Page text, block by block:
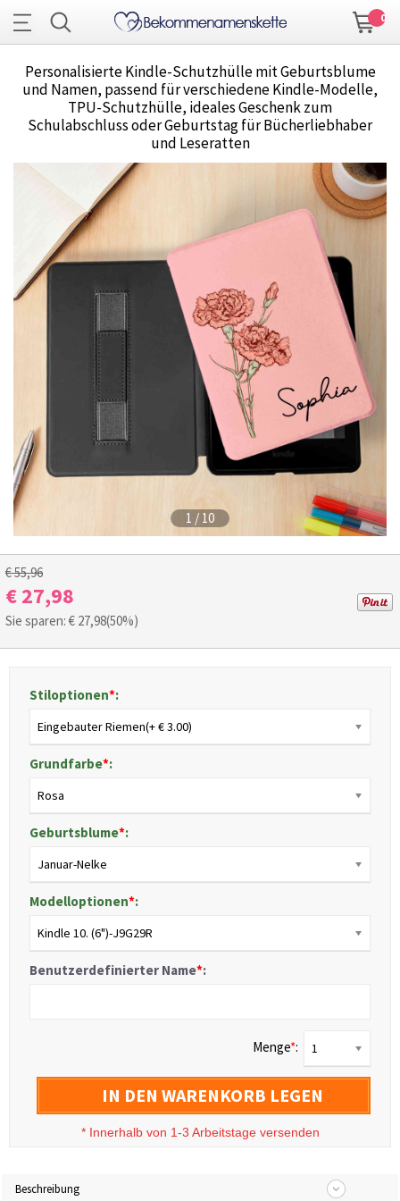
0
Personalisierte Kindle-Schutzhülle mit Geburtsblume
und Namen, passend für verschiedene Kindle-Modelle,
TPU-Schutzhülle, ideales Geschenk zum
Schulabschluss oder Geburtstag für Bücherliebhaber
und Leseratten
1 / 10
€ 55,96
€ 27,98
Sie sparen: € 27,98(50%)
Stiloptionen*:
Eingebauter Riemen(+ € 3.00)
Grundfarbe*:
Rosa
Geburtsblume*:
Januar-Nelke
Modelloptionen*:
Kindle 10. (6")-J9G29R
Benutzerdefinierter Name*:
Menge*: 1
IN DEN WARENKORB LEGEN
* Innerhalb von 1-3 Arbeitstage versenden
Beschreibung